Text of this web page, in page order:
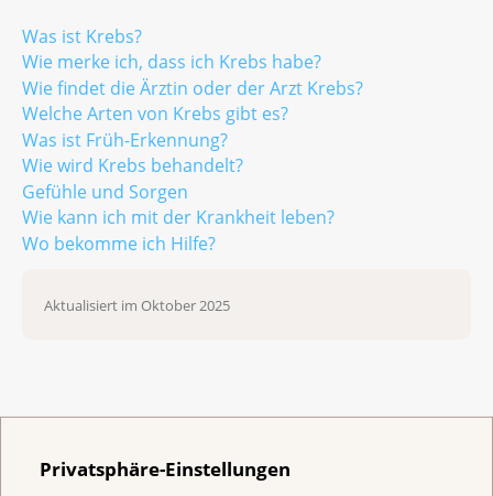
Privatsphäre-Einstellungen
Was ist Krebs?
Wie merke ich, dass ich Krebs habe?
Wie findet die Ärztin oder der Arzt Krebs?
Welche Arten von Krebs gibt es?
Was ist Früh-Erkennung?
Wie wird Krebs behandelt?
Gefühle und Sorgen
Wie kann ich mit der Krankheit leben?
Wo bekomme ich Hilfe?
Aktualisiert im Oktober 2025
Seite?